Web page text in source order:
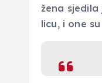
žena sjedila
licu, i one